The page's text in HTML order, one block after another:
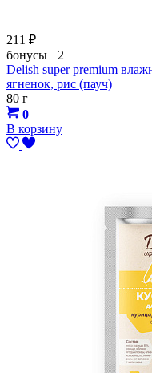
211 ₽
бонусы +2
Delish super premium
ягненок, рис (пауч)
80 г
0
В корзину